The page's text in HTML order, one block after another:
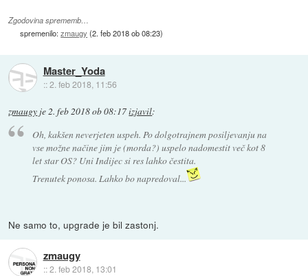
Zgodovina sprememb…
spremenilo:zmaugy (2. feb 2018 ob 08:23)
Master_Yoda
::2. feb 2018, 11:56
zmaugy je2. feb 2018 ob 08:17izjavil:
Oh, kakšen neverjeten uspeh. Po dolgotrajnem posiljevanju na
vse možne načine jim je (morda?) uspelo nadomestit več kot 8
let star OS? Uni Indijec si res lahko čestita.
Trenutek ponosa. Lahko bo napredoval...
Ne samo to, upgrade je bil zastonj.
zmaugy
::2. feb 2018, 13:01